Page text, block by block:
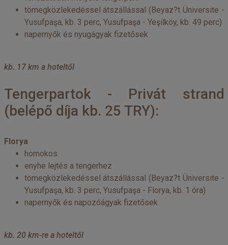
tömegközlekedéssel átszállással (Beyaz?t Üniversite -
Yusufpaşa, kb. 3 perc, Yusufpaşa - Yeşilköy, kb. 49 perc)
napernyők és nyugágyak fizetősek
kb. 17 km a hoteltől
Tengerpartok - Privát strand
(belépő díja kb. 25 TRY):
Florya
homokos
enyhe lejtés a tengerhez
tömegközlekedéssel átszállással (Beyaz?t Üniversite -
Yusufpaşa, kb. 3 perc, Yusufpaşa - Florya, kb. 1 óra)
napernyők és napozóágyak fizetősek
kb. 20 km-re a hoteltől